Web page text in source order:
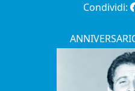
Condividi: